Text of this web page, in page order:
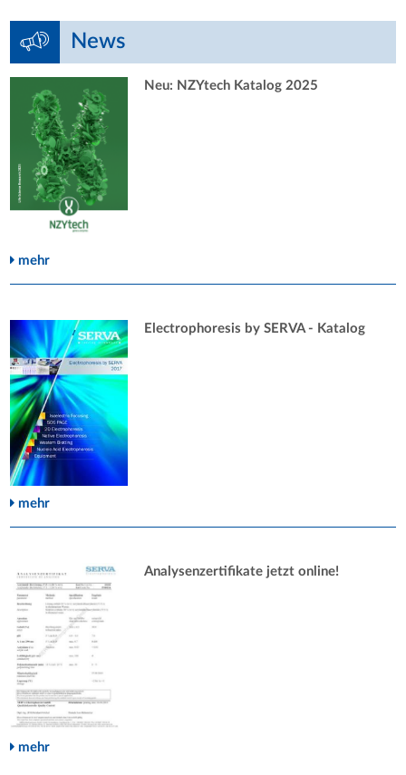
News
Neu: NZYtech Katalog 2025
mehr
Electrophoresis by SERVA - Katalog
mehr
Analysenzertifikate jetzt online!
mehr